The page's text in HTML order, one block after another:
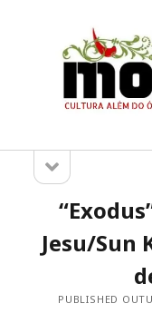
M.O.V.I.N
[UP]
Sidebarsidebar
Jesu/Sun
PUBLISHED